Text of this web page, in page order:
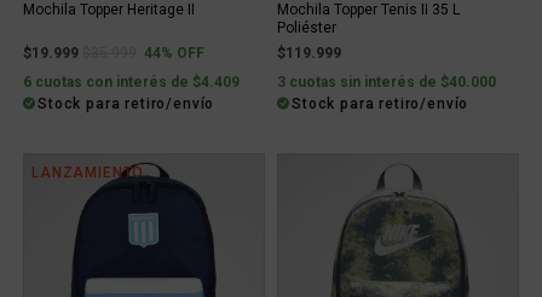
Mochila Topper Heritage II
$19.999 Price reduced from
to44% OFF
6 cuotas con interés de $4.409
Stock para retiro/envío
Mochila Topper Tenis II 35 L
Poliéster
$119.999
3 cuotas sin interés de $40.000
Stock para retiro/envío
LANZAMIENTO